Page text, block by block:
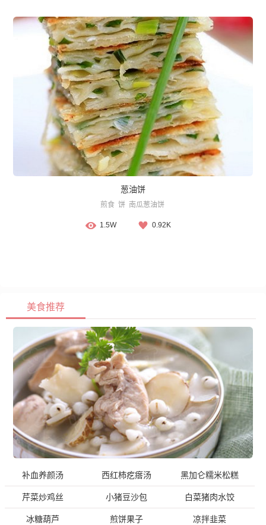
葱油饼
煎食 饼 南瓜葱油饼
1.5W 0.92K
美食推荐
补血养颜汤 西红柿疙瘩汤 黑加仑糯米松糕
芹菜炒鸡丝 小猪豆沙包 白菜猪肉水饺
冰糖葫芦 煎饼果子 凉拌韭菜